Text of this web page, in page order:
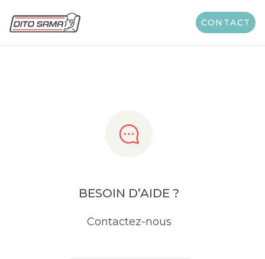
CONTACT
Share
BESOIN D’AIDE ?
Contactez-nous